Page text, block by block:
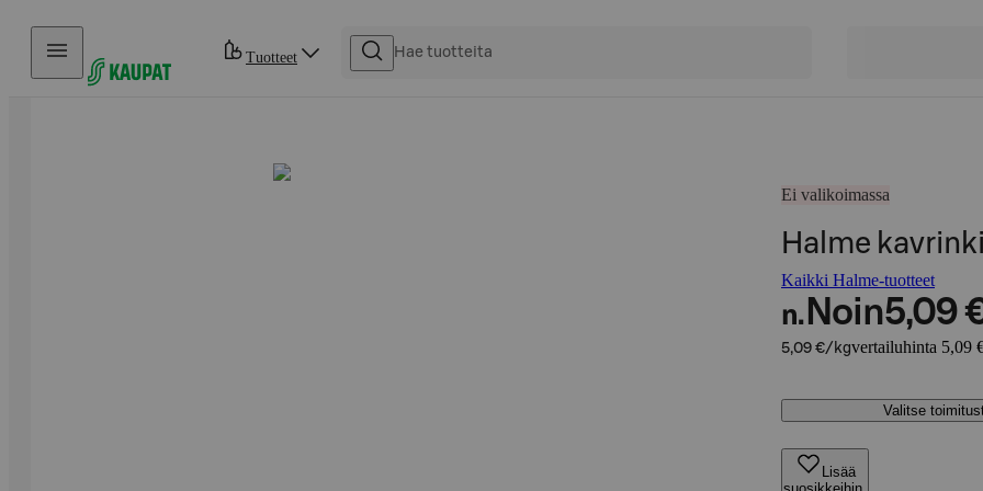
Hyppää sisältöön
Tuotteet
Ei valikoimassa
Halme kavrinki
Kaikki Halme-tuotteet
n. Noin5,09
5,09 €/kgvertailuhinta 5,09
Valitse
Lisää